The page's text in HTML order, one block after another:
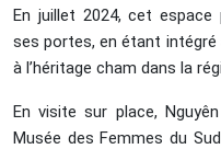
En juillet 2024, cet
ses portes, en étant
à l’héritage cham dans la
En visite sur place,
Musée des Femmes du